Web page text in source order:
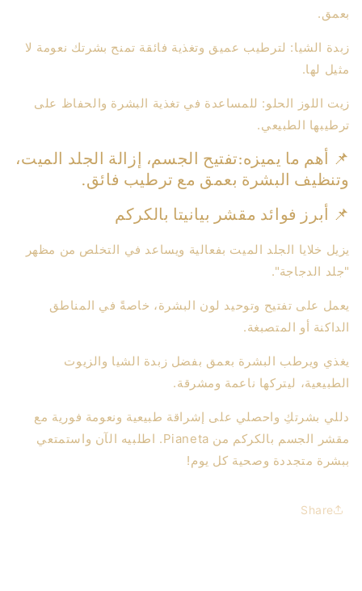
بعمق.
زبدة الشيا: لترطيب عميق وتغذية فائقة تمنح بشرتك نعومة لا
مثيل لها.
زيت اللوز الحلو: للمساعدة في تغذية البشرة والحفاظ على
ترطيبها الطبيعي.
📌 أهم ما يميزه:تفتيح الجسم، إزالة الجلد الميت،
وتنظيف البشرة بعمق مع ترطيب فائق.
📌 أبرز فوائد مقشر بيانيتا بالكركم
يزيل خلايا الجلد الميت بفعالية ويساعد في التخلص من مظهر
"جلد الدجاجة".
يعمل على تفتيح وتوحيد لون البشرة، خاصةً في المناطق
الداكنة أو المتصبغة.
يغذي ويرطب البشرة بعمق بفضل زبدة الشيا والزيوت
الطبيعية، ليتركها ناعمة ومشرقة.
دللي بشرتكِ واحصلي على إشراقة طبيعية ونعومة فورية مع
مقشر الجسم بالكركم من Pianeta. اطلبيه الآن واستمتعي
ببشرة متجددة وصحية كل يوم!
Share